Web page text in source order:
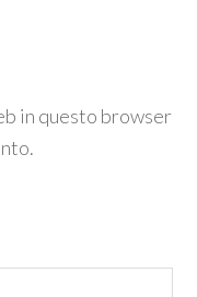
in questo browser